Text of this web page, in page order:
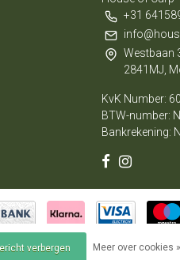
+31
Westbaan
2841MJ,
KvK Number:
BTW-number:
Bankrekening:
verbergen Meer over cookies »